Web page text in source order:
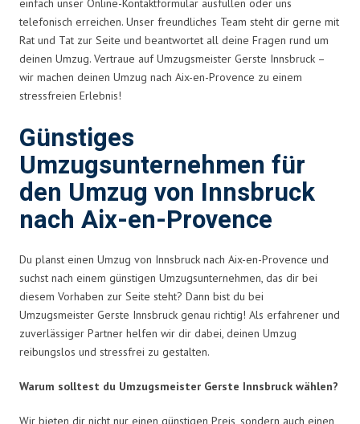
einfach unser Online-Kontaktformular ausfüllen oder uns
telefonisch erreichen. Unser freundliches Team steht dir gerne mit
Rat und Tat zur Seite und beantwortet all deine Fragen rund um
deinen Umzug. Vertraue auf Umzugsmeister Gerste Innsbruck –
wir machen deinen Umzug nach Aix-en-Provence zu einem
stressfreien Erlebnis!
Günstiges
Umzugsunternehmen für
den Umzug von Innsbruck
nach Aix-en-Provence
Du planst einen Umzug von Innsbruck nach Aix-en-Provence und
suchst nach einem günstigen Umzugsunternehmen, das dir bei
diesem Vorhaben zur Seite steht? Dann bist du bei
Umzugsmeister Gerste Innsbruck genau richtig! Als erfahrener und
zuverlässiger Partner helfen wir dir dabei, deinen Umzug
reibungslos und stressfrei zu gestalten.
Warum solltest du Umzugsmeister Gerste Innsbruck wählen?
Wir bieten dir nicht nur einen günstigen Preis, sondern auch einen